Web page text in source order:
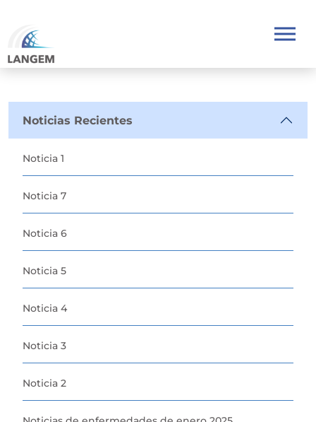
Noticias Recientes
Noticia 1
Noticia 7
Noticia 6
Noticia 5
Noticia 4
Noticia 3
Noticia 2